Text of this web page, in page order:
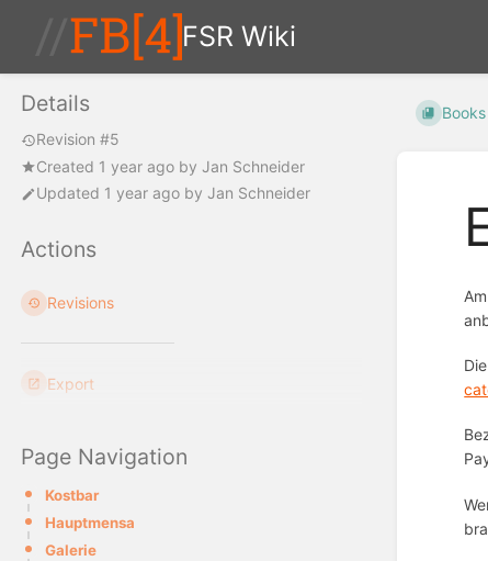
FSR Wiki
Details
Revision #5
Created 1 year ago by Jan Schneider
Updated 1 year ago by Jan Schneider
Actions
Revisions
Export
Page Navigation
Kostbar
Hauptmensa
Galerie
Books